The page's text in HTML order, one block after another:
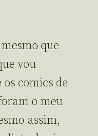
que
vou
os comics de
o meu
assim,